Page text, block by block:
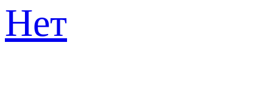
Нет